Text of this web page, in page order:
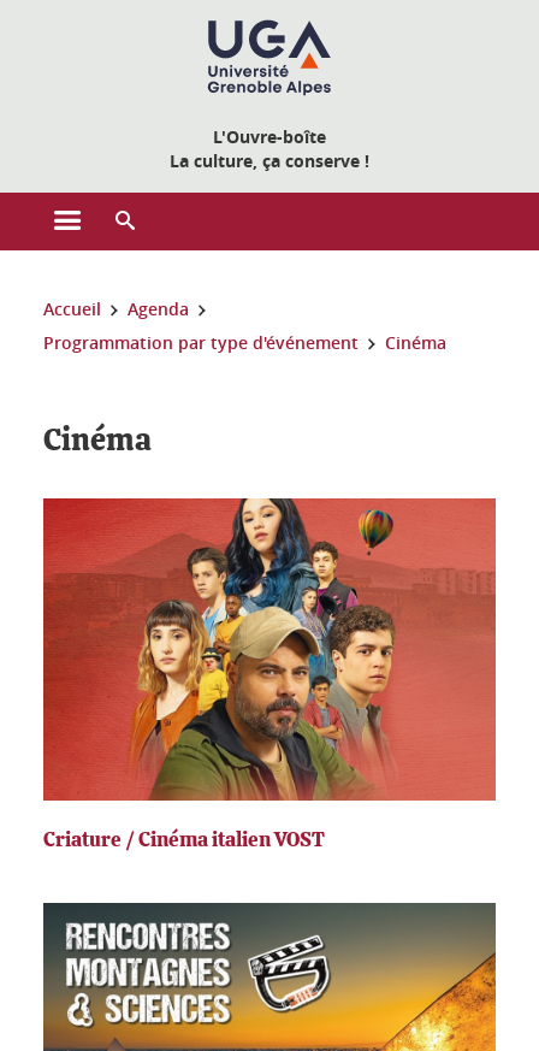
L'Ouvre-boîte
La culture, ça conserve !
Ouvrir le menu principal
Vous êtes ici :
Accueil
Agenda
Programmation par type d'événement
Cinéma
Cinéma
Criature / Cinéma italien VOST